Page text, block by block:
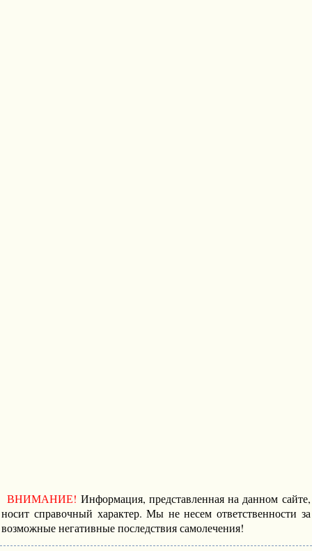
ВНИМАНИЕ! Информация, представленная на данном сайте,
носит справочный характер. Мы не несем ответственности за
возможные негативные последствия самолечения!